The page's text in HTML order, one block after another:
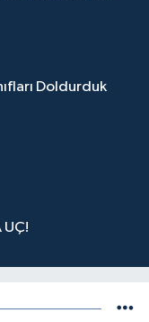
Doldurduk
UÇ!